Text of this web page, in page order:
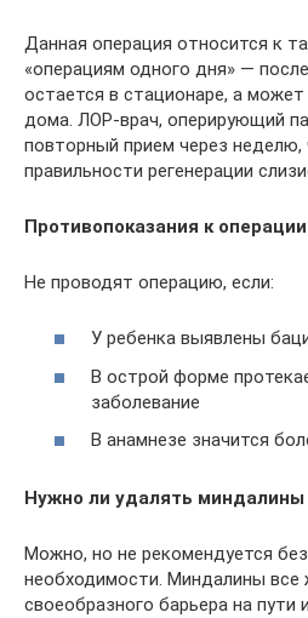
Данная операция относится к
«операциям одного дня» —
остается в стационаре, а
дома. ЛОР-врач, оперирующий
повторный прием через
правильности регенерации
Противопоказания к
Не проводят операцию, если:
У ребенка выявлены
В острой форме
заболевание
В анамнезе значится
Нужно ли удалять
Можно, но не рекомендуется
необходимости. Миндалины
своеобразного барьера на пути